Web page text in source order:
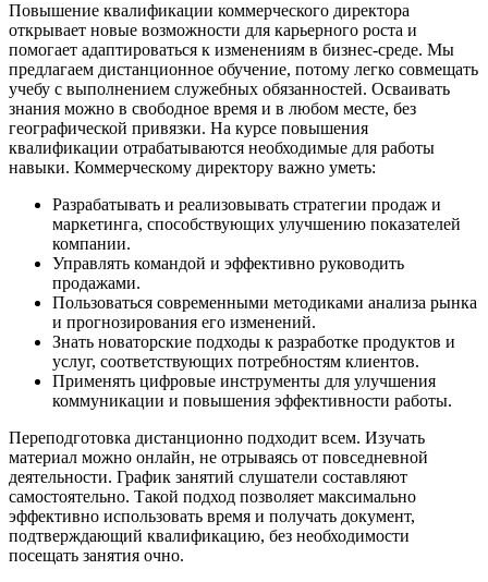
Повышение квалификации коммерческого директора
открывает новые возможности для карьерного роста и
помогает адаптироваться к изменениям в бизнес-среде. Мы
предлагаем дистанционное обучение, потому легко совмещать
учебу с выполнением служебных обязанностей. Осваивать
знания можно в свободное время и в любом месте, без
географической привязки. На курсе повышения
квалификации отрабатываются необходимые для работы
навыки. Коммерческому директору важно уметь:
Разрабатывать и реализовывать стратегии продаж и
маркетинга, способствующих улучшению показателей
компании.
Управлять командой и эффективно руководить
продажами.
Пользоваться современными методиками анализа рынка
и прогнозирования его изменений.
Знать новаторские подходы к разработке продуктов и
услуг, соответствующих потребностям клиентов.
Применять цифровые инструменты для улучшения
коммуникации и повышения эффективности работы.
Переподготовка дистанционно подходит всем. Изучать
материал можно онлайн, не отрываясь от повседневной
деятельности. График занятий слушатели составляют
самостоятельно. Такой подход позволяет максимально
эффективно использовать время и получать документ,
подтверждающий квалификацию, без необходимости
посещать занятия очно.